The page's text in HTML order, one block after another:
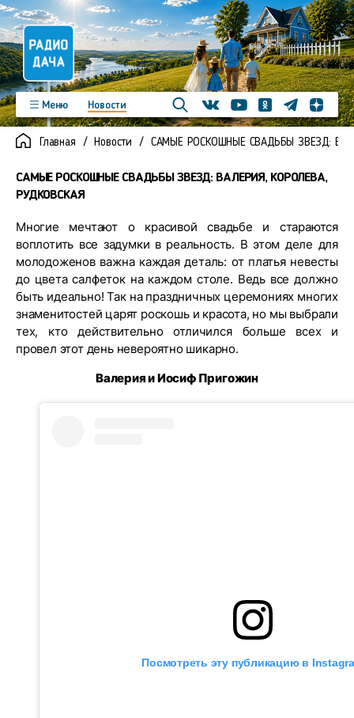
Меню
Новости
Программы
Подкасты
Новинки
Фото
Видео
ВконтактеYoutubeОдноклассники
ТелеграмЯндекс
Главная Новости САМЫЕ РОСКОШНЫЕ СВАДЬБЫ ЗВЕЗД:
САМЫЕ РОСКОШНЫЕ СВАДЬБЫ ЗВЕЗД: ВАЛЕРИЯ, КОРОЛЕВА,
РУДКОВСКАЯ
Многие мечтают о красивой свадьбе и стараются
воплотить все задумки в реальность. В этом деле для
молодоженов важна каждая деталь: от платья невесты
до цвета салфеток на каждом столе. Ведь все должно
быть идеально! Так на праздничных церемониях многих
знаменитостей царят роскошь и красота, но мы выбрали
тех, кто действительно отличился больше всех и
провел этот день невероятно шикарно.
Валерия и Иосиф Пригожин
Посмотреть эту публикацию в